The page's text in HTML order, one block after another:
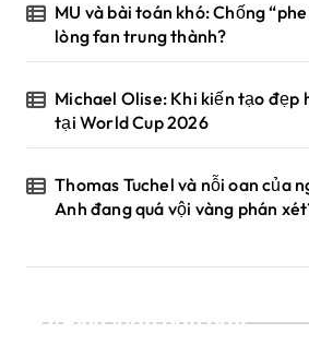
MU và bài toán khó: Chống
lòng fan trung thành?
Michael Olise: Khi kiến tạo đẹp
tại World Cup 2026
Thomas Tuchel và nỗi oan của
Anh đang quá vội vàng phán
Bình luận gần đây